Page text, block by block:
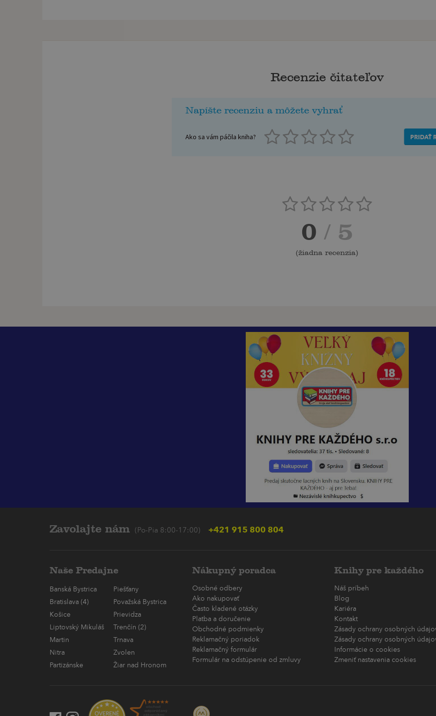
Recenzie čitateľov
Napíšte recenziu a môžete vyhrať
Ako sa vám páčila kniha? PRIDAŤ
0 / 5
(žiadna recenzia)
Zavolajte nám (Po-Pia 8:00-17:00) +421 915 800 804
Naše Predajne
Banská Bystrica
Piešťany
Bratislava (4)
Považská Bystrica
Košice
Prievidza
Liptovský Mikuláš
Trenčín (2)
Martin
Trnava
Nitra
Zvolen
Partizánske
Žiar nad Hronom
Nákupný poradca
Osobné odbery
Ako nakupovať
Často kladené otázky
Platba a doručenie
Obchodné podmienky
Reklamačný poriadok
Reklamačný formulár
Formulár na odstúpenie od zmluvy
Knihy pre každého
Náš príbeh
Blog
Kariéra
Kontakt
Zásady ochrany osobných
Zásady ochrany osobných
Informácie o cookies
Zmeniť nastavenia cookies